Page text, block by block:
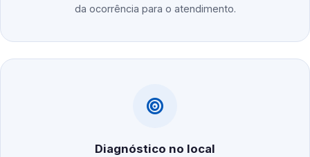
da ocorrência para o atendimento.
Diagnóstico no local